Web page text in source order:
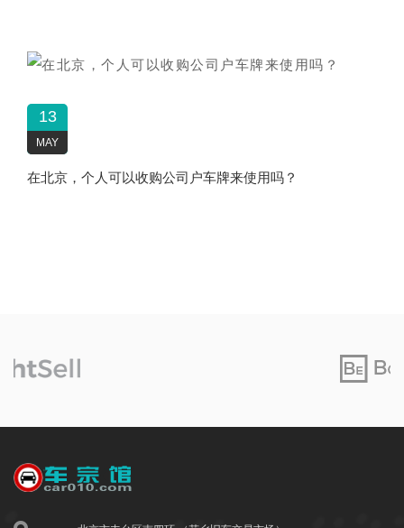
在北京，个人可以收购公司户车牌来使用吗？
13
MAY